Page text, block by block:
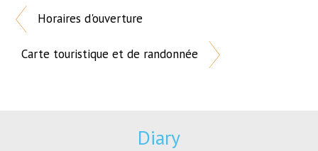
Horaires d'ouverture
Carte touristique et de randonnée
Diary